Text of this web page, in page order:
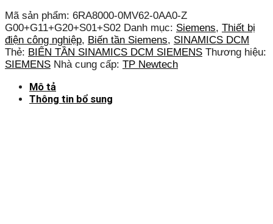
Mã sản phẩm: 6RA8000-0MV62-0AA0-Z
G00+G11+G20+S01+S02 Danh mục: Siemens, Thiết bị
điện công nghiệp, Biến tần Siemens, SINAMICS DCM
Thẻ: BIẾN TẦN SINAMICS DCM SIEMENS Thương hiệu:
SIEMENS Nhà cung cấp: TP Newtech
Mô tả
Thông tin bổ sung